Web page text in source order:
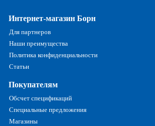
Интернет-магазин Борн
Для партнеров
Наши преимущества
Политика конфиденциальности
Статьи
Покупателям
Обсчет спецификаций
Специальные предложения
Магазины